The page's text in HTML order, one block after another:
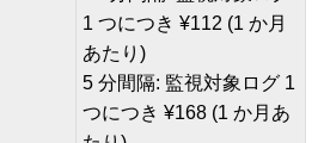
1 つにつき ¥112 (1 か月
あたり)
5 分間隔: 監視対象ログ 1
つにつき ¥168 (1 か月あ